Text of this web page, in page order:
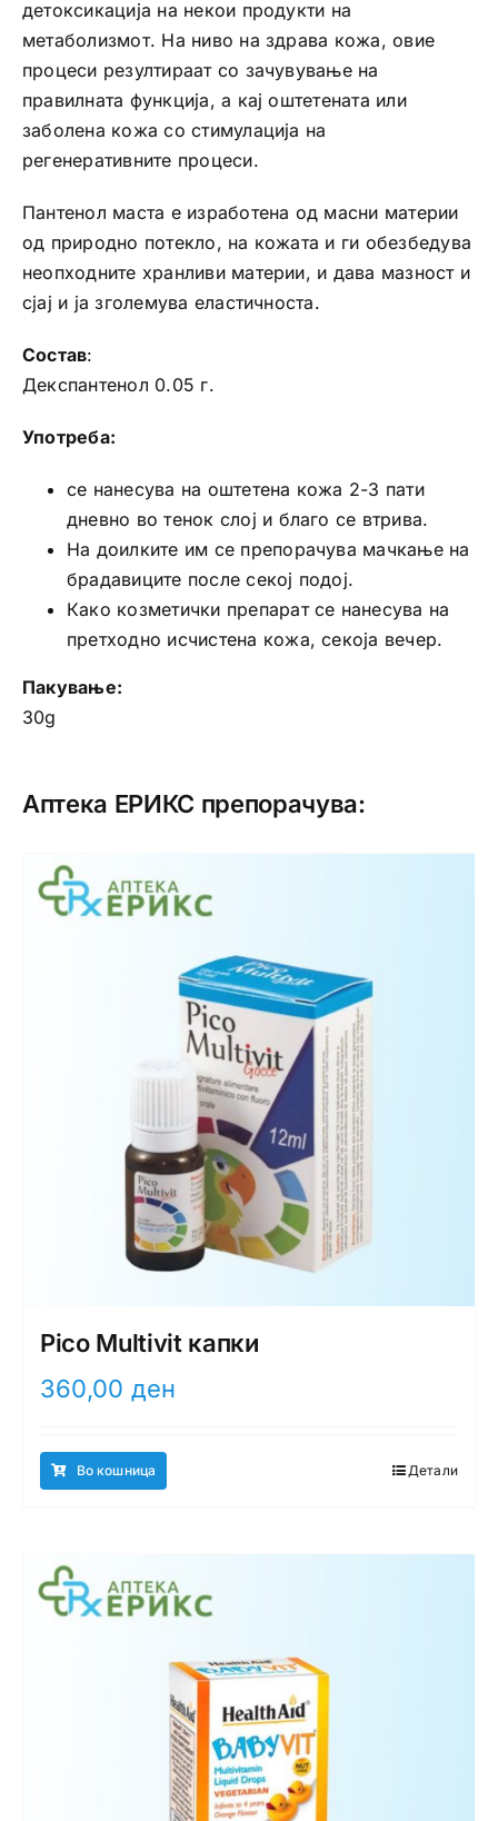
детоксикација на некои продукти на
метаболизмот. На ниво на здрава кожа, овие
процеси резултираат со зачувување на
правилната функција, а кај оштетената или
заболена кожа со стимулација на
регенеративните процеси.
Пантенол маста е изработена од масни материи
од природно потекло, на кожата и ги обезбедува
неопходните хранливи материи, и дава мазност и
сјај и ја зголемува еластичноста.
Состав:
Декспантенол 0.05 г.
Употреба:
се нанесува на оштетена кожа 2-3 пати
дневно во тенок слој и благо се втрива.
На доилките им се препорачува мачкање на
брадавиците после секој подој.
Како козметички препарат се нанесува на
претходно исчистена кожа, секоја вечер.
Пакување:
30g
Аптека ЕРИКС препорачува:
Pico Multivit капки
360,00 ден
Во кошница Детали